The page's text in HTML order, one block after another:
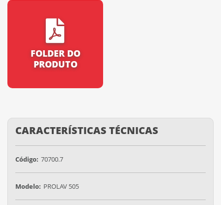
FOLDER DO
PRODUTO
CARACTERÍSTICAS TÉCNICAS
Código: 70700.7
Modelo: PROLAV 505